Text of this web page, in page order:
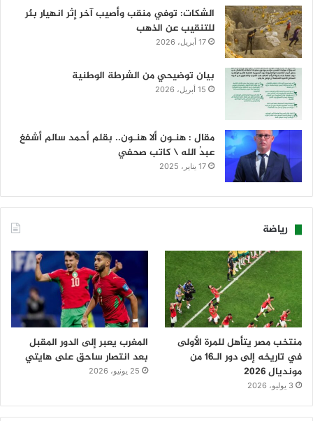
الشكات: توفي منقب وأصيب آخر إثر انهيار بئر
للتنقيب عن الذهب
17 أبريل، 2026
بيان توضيحي من الشرطة الوطنية
15 أبريل، 2026
مقال : هنـون ألا هنـون.. بقلم أحمد سالم أشفغ
عبدُ الله \ كاتب صحفي
17 يناير، 2025
رياضة
منتخب مصر يتأهل للمرة الأولى
في تاريخه إلى دور الـ16 من
مونديال 2026
3 يوليو، 2026
المغرب يعبر إلى الدور المقبل
بعد انتصار ساحق على هايتي
25 يونيو، 2026